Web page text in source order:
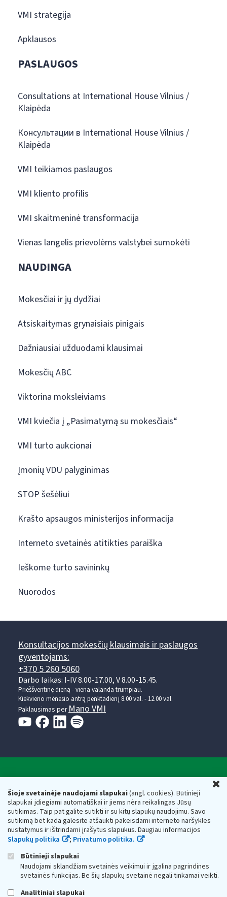
Šioje svetainėje naudojami slapukai(angl. cookies). Būtinieji
slapukai įdiegiami automatiškai ir jiems nėra reikalingas Jūsų
sutikimas. Taip pat galite sutikti ir su kitų slapukų naudojimu. Savo
sutikimą bet kada galėsite atšaukti pakeisdami interneto naršyklės
nustatymus ir ištrindami įrašytus slapukus. Daugiau informacijos
Slapukų politika
; Privatumo politika.
Būtinieji slapukai
Naudojami sklandžiam svetainės veikimui ir įgalina pagrindines
svetainės funkcijas. Be šių slapukų svetainė negali tinkamai veikti.
Analitiniai slapukai
VMI strategija
Apklausos
PASLAUGOS
Consultations at International House Vilnius /
Klaipėda
Консультации в International House Vilnius /
Klaipėda
VMI teikiamos paslaugos
VMI kliento profilis
VMI skaitmeninė transformacija
Vienas langelis prievolėms valstybei sumokėti
NAUDINGA
Mokesčiai ir jų dydžiai
Atsiskaitymas grynaisiais pinigais
Dažniausiai užduodami klausimai
Mokesčių ABC
Viktorina moksleiviams
VMI kviečia į „Pasimatymą su mokesčiais“
VMI turto aukcionai
Įmonių VDU palyginimas
STOP šešėliui
Krašto apsaugos ministerijos informacija
Interneto svetainės atitikties paraiška
Ieškome turto savininkų
Nuorodos
Konsultacijos mokesčių klausimais ir paslaugos
gyventojams:
+370 5 260 5060
Darbo laikas: I-IV 8.00-17.00, V 8.00-15.45.
Prieššventinę dieną - viena valanda trumpiau.
Kiekvieno mėnesio antrą penktadienį 8.00 val. - 12.00 val.
Paklausimas per Mano VMI
Respublikos finansų ministerijos
Biudžetinė įstaiga. Juridinio asmens kodas — 188659752,
adresas: Vasario 16-osios g. 14, 01107 Vilnius, Lietuva, el.paštas:
vmi@vmi.lt, E. pristatymo dėžutės adresas 188659752
Duomenys apie Valstybinę mokesčių inspekciją prie Lietuvos
Respublikos finansų ministerijos kaupiami ir saugomi Juridinių